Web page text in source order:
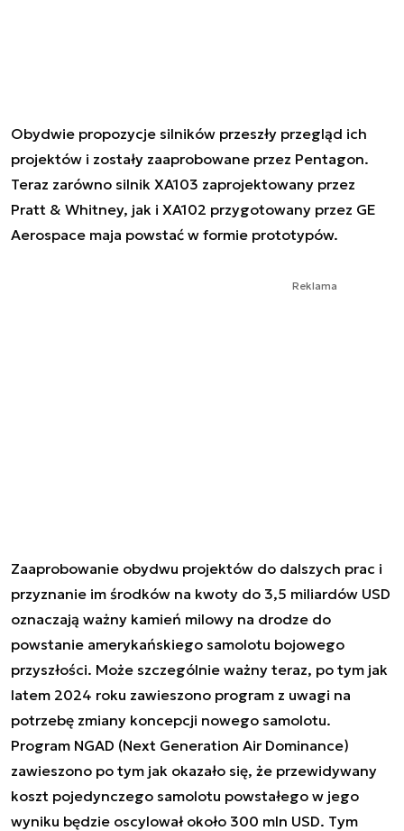
Obydwie propozycje silników przeszły przegląd ich
projektów i zostały zaaprobowane przez Pentagon.
Teraz zarówno silnik XA103 zaprojektowany przez
Pratt & Whitney, jak i XA102 przygotowany przez GE
Aerospace maja powstać w formie prototypów.
Reklama
Zaaprobowanie obydwu projektów do dalszych prac i
przyznanie im środków na kwoty do 3,5 miliardów USD
oznaczają ważny kamień milowy na drodze do
powstanie amerykańskiego samolotu bojowego
przyszłości. Może szczególnie ważny teraz, po tym jak
latem 2024 roku zawieszono program z uwagi na
potrzebę zmiany koncepcji nowego samolotu.
Program NGAD (Next Generation Air Dominance)
zawieszono po tym jak okazało się, że przewidywany
koszt pojedynczego samolotu powstałego w jego
wyniku będzie oscylował około 300 mln USD. Tym